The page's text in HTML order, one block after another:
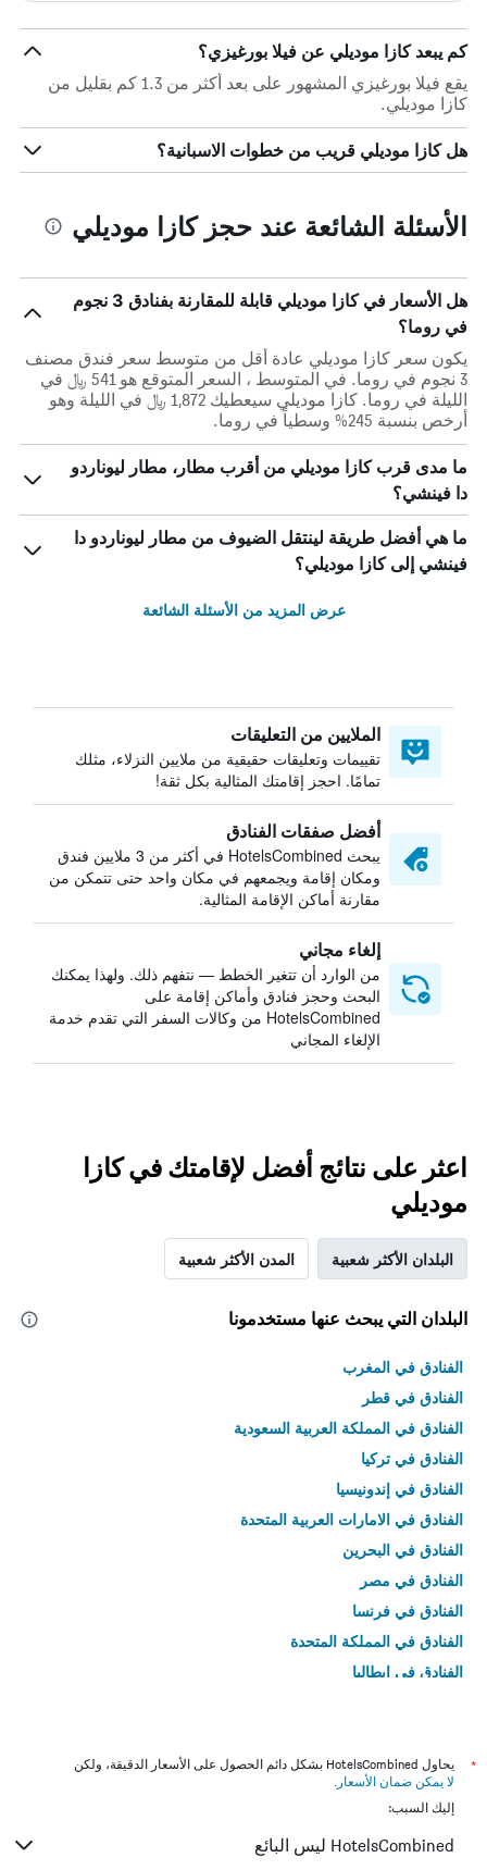
كم يبعد كازا موديلي عن فيلا بورغيزي؟
يقع فيلا بورغيزي المشهور على بعد أكثر من 1.3 كم بقليل من
كازا موديلي.
هل كازا موديلي قريب من خطوات الاسبانية؟
الأسئلة الشائعة عند حجز كازا موديلي
هل الأسعار في كازا موديلي قابلة للمقارنة بفنادق 3 نجوم
في روما؟
يكون سعر كازا موديلي عادة أقل من متوسط ​​سعر فندق مصنف
3 نجوم في روما. في المتوسط ، السعر المتوقع هو 541 ﷼ في
الليلة في روما. كازا موديلي سيعطيك 1,872 ﷼ في الليلة وهو
أرخص بنسبة 245% وسطياً في روما.
ما مدى قرب كازا موديلي من أقرب مطار، مطار ليوناردو
دا فينشي؟
ما هي أفضل طريقة لينتقل الضيوف من مطار ليوناردو دا
فينشي إلى كازا موديلي؟
عرض المزيد من الأسئلة الشائعة
الملايين من التعليقات
تقييمات وتعليقات حقيقية من ملايين النزلاء، مثلك
تمامًا. احجز إقامتك المثالية بكل ثقة!
أفضل صفقات الفنادق
يبحث HotelsCombined في أكثر من 3 ملايين فندق
ومكان إقامة ويجمعهم في مكان واحد حتى تتمكن من
مقارنة أماكن الإقامة المثالية.
إلغاء مجاني
من الوارد أن تتغير الخطط — نتفهم ذلك. ولهذا يمكنك
البحث وحجز فنادق وأماكن إقامة على
HotelsCombined من وكالات السفر التي تقدم خدمة
الإلغاء المجاني
اعثر على نتائج أفضل لإقامتك في كازا
موديلي
البلدان الأكثر شعبية المدن الأكثر شعبية
البلدان التي يبحث عنها مستخدمونا
الفنادق في المغرب
الفنادق في قطر
الفنادق في المملكة العربية السعودية
الفنادق في تركيا
الفنادق في إندونيسيا
الفنادق في الامارات العربية المتحدة
الفنادق في البحرين
الفنادق في مصر
الفنادق في فرنسا
الفنادق في المملكة المتحدة
الفنادق في إيطاليا
*
يحاول HotelsCombined بشكل دائم الحصول على الأسعار الدقيقة، ولكن
لا يمكن ضمان الأسعار .
إليك السبب:
HotelsCombined ليس البائع